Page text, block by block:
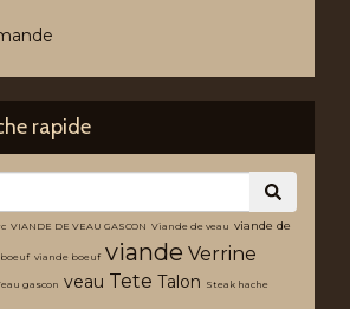
rapide
VIANDE DE VEAU GASCON Viande de veau viande de
viande boeuf viande Verrine
gascon veau Tete Talon Steak hache